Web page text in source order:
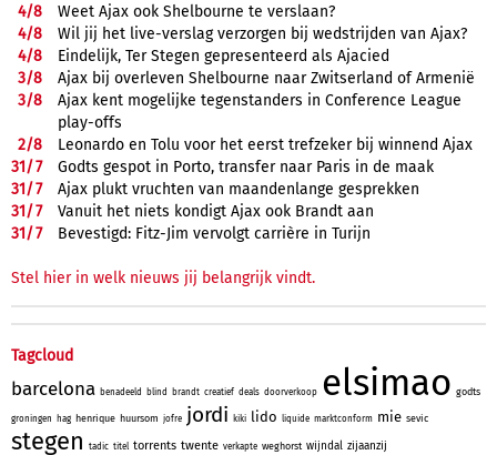
4/8
Weet Ajax ook Shelbourne te verslaan?
4/8
Wil jij het live-verslag verzorgen bij wedstrijden van Ajax?
4/8
Eindelijk, Ter Stegen gepresenteerd als Ajacied
3/8
Ajax bij overleven Shelbourne naar Zwitserland of Armenië
3/8
Ajax kent mogelijke tegenstanders in Conference League
play-offs
2/8
Leonardo en Tolu voor het eerst trefzeker bij winnend Ajax
31/7
Godts gespot in Porto, transfer naar Paris in de maak
31/7
Ajax plukt vruchten van maandenlange gesprekken
31/7
Vanuit het niets kondigt Ajax ook Brandt aan
31/7 Bevestigd: Fitz-Jim vervolgt carrière in Turijn
Stel hier in welk nieuws jij belangrijk vindt.
Tagcloud
barcelona benadeeld blind brandt creatief deals doorverkoop elsimao godts
groningen hag henrique huursom jofre jordi kiki lido liquide marktconform mie sevic
stegen tadic titel torrents twente verkapte weghorst wijndal zijaanzij